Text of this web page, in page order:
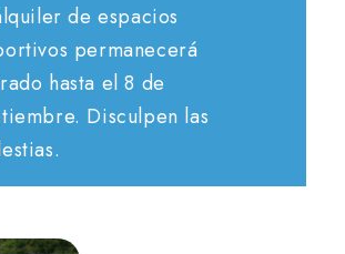
de espacios
permanecerá
hasta el 8 de
Disculpen las